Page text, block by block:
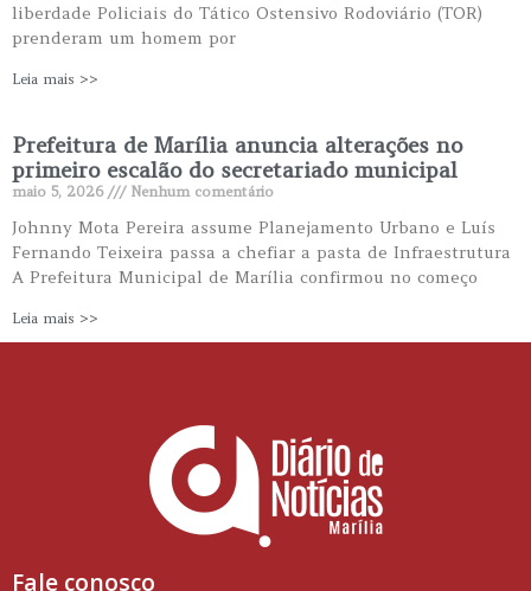
liberdade Policiais do Tático Ostensivo Rodoviário (TOR)
prenderam um homem por
Leia mais >>
Prefeitura de Marília anuncia alterações no
primeiro escalão do secretariado municipal
maio 5, 2026 Nenhum comentário
Johnny Mota Pereira assume Planejamento Urbano e Luís
Fernando Teixeira passa a chefiar a pasta de Infraestrutura
A Prefeitura Municipal de Marília confirmou no começo
Leia mais >>
Fale conosco